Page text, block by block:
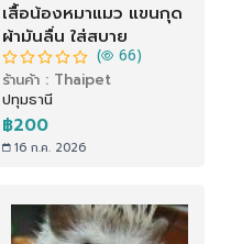
เสื้อน้องหมาแมว แขนกุด
ผ้ามันลื่น ใส่สบาย
( 66)
ร้านค้า : Thaipet
ปทุมธานี
฿200
16 ก.ค. 2026